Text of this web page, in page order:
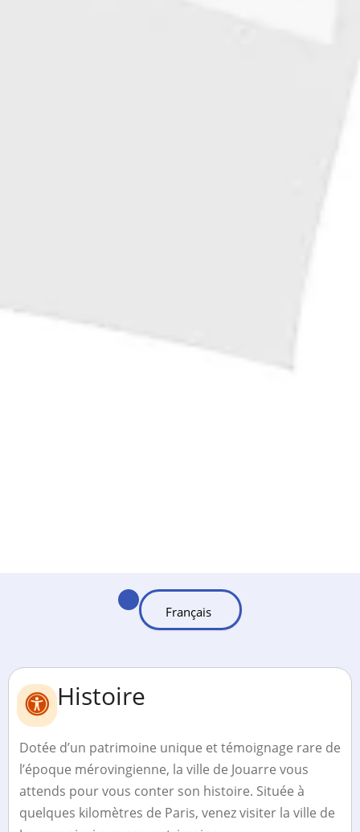
Histoire
Dotée d’un patrimoine unique et témoignage rare de
l’époque mérovingienne, la ville de Jouarre vous
attends pour vous conter son histoire. Située à
quelques kilomètres de Paris, venez visiter la ville de